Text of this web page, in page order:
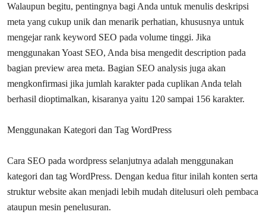
Walaupun begitu, pentingnya bagi Anda untuk menulis deskripsi
meta yang cukup unik dan menarik perhatian, khususnya untuk
mengejar rank keyword SEO pada volume tinggi. Jika
menggunakan Yoast SEO, Anda bisa mengedit description pada
bagian preview area meta. Bagian SEO analysis juga akan
mengkonfirmasi jika jumlah karakter pada cuplikan Anda telah
berhasil dioptimalkan, kisaranya yaitu 120 sampai 156 karakter.
Menggunakan Kategori dan Tag WordPress
Cara SEO pada wordpress selanjutnya adalah menggunakan
kategori dan tag WordPress. Dengan kedua fitur inilah konten serta
struktur website akan menjadi lebih mudah ditelusuri oleh pembaca
ataupun mesin penelusuran.